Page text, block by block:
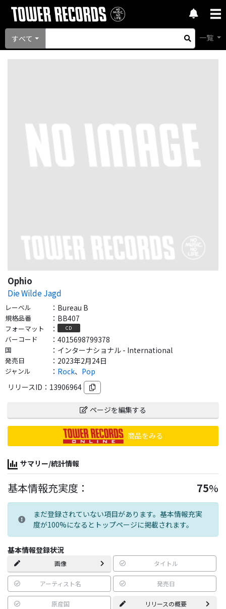
すべて 一覧
Ophio
Die Wilde Jagd
レーベル ： Bureau B
規格品番 ： BB407
フォーマット ： CD
バーコード ： 4015698799378
国 ： インターナショナル - International
発売日 ： 2023年2月24日
ジャンル ： Rock、 Pop
リリースID： 13906964
ページを編集する
商品をみる
サマリー/統計情報
基本情報充実度： 75%
まだ登録されていない項目があります。基本情報充実
度が100%になるとトップページに掲載されます。
基本情報登録状況
画像 タイトル
アーティスト名 発売日
原産国 リリースの概要